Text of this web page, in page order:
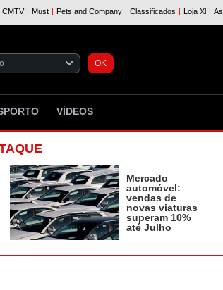
VÍDEOS
Mercado
automóvel:
vendas de
novas viaturas
superam 10%
até Julho